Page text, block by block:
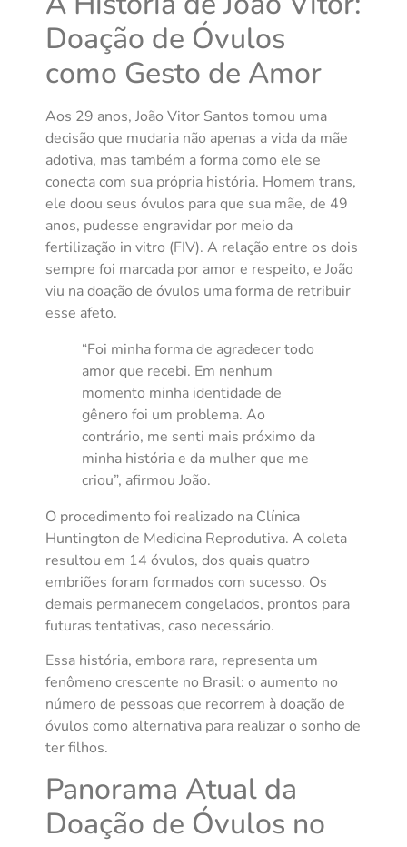
Doação de Óvulos
como Gesto de Amor
Aos 29 anos, João Vitor Santos tomou uma
decisão que mudaria não apenas a vida da mãe
adotiva, mas também a forma como ele se
conecta com sua própria história. Homem trans,
ele doou seus óvulos para que sua mãe, de 49
anos, pudesse engravidar por meio da
fertilização in vitro (FIV). A relação entre os dois
sempre foi marcada por amor e respeito, e João
viu na doação de óvulos uma forma de retribuir
esse afeto.
“Foi minha forma de agradecer todo
amor que recebi. Em nenhum
momento minha identidade de
gênero foi um problema. Ao
contrário, me senti mais próximo da
minha história e da mulher que me
criou”, afirmou João.
O procedimento foi realizado na Clínica
Huntington de Medicina Reprodutiva. A coleta
resultou em 14 óvulos, dos quais quatro
embriões foram formados com sucesso. Os
demais permanecem congelados, prontos para
futuras tentativas, caso necessário.
Essa história, embora rara, representa um
fenômeno crescente no Brasil: o aumento no
número de pessoas que recorrem à doação de
óvulos como alternativa para realizar o sonho de
ter filhos.
Panorama Atual da
Doação de Óvulos no